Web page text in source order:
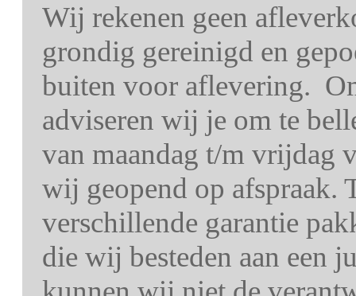
Wij rekenen geen
grondig gereinigd en
buiten voor aflevering.
adviseren wij je om te
van maandag t/m vrijdag
wij geopend op afspraak.
verschillende garantie
die wij besteden aan een